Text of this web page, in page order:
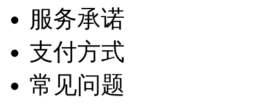
服务承诺
支付方式
常见问题